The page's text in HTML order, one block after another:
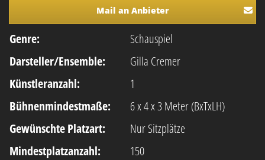
Mail an Anbieter
Genre:
Schauspiel
Darsteller/Ensemble:
Gilla Cremer
Künstleranzahl:
1
Bühnenmindestmaße:
6 x 4 x 3 Meter (BxTxLH)
Gewünschte Platzart:
Nur Sitzplätze
Mindestplatzanzahl:
150